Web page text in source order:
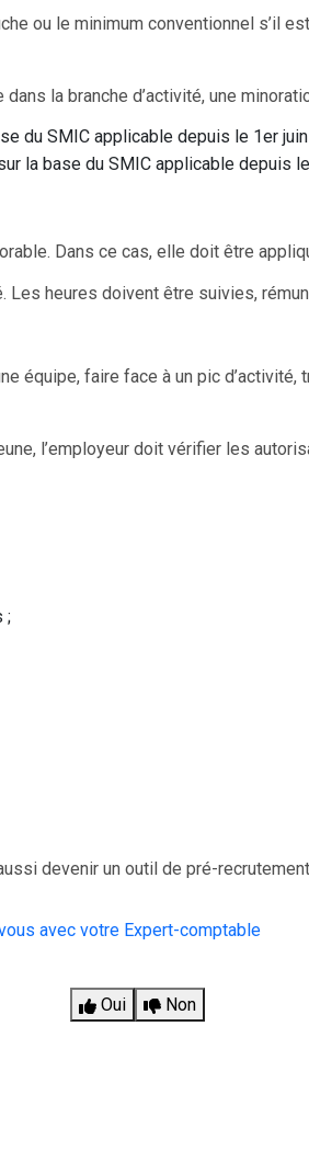
ou le minimum conventionnel s’il
la branche d’activité, une
du SMIC applicable depuis le 1er
la base du SMIC applicable depuis
Dans ce cas, elle doit être
Les heures doivent être suivies,
équipe, faire face à un pic
l’employeur doit vérifier les
;
devenir un outil de pré-
avec votre Expert-comptable
Oui Non